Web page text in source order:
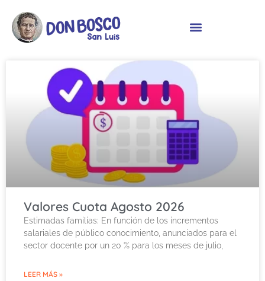
Valores Cuota Agosto 2026
Estimadas familias: En función de los incrementos
salariales de público conocimiento, anunciados para el
sector docente por un 20 % para los meses de julio,
LEER MÁS »